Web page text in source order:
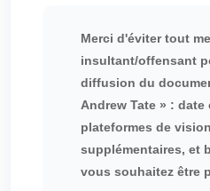
Merci d'éviter tout
insultant/offensant
diffusion du
Andrew Tate » :
plateformes de
supplémentaires, et
vous souhaitez être